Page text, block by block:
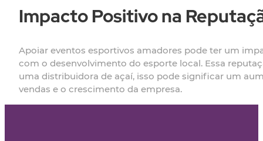
Impacto Positivo na
Apoiar eventos esportivos amadores pode ter um
com o desenvolvimento do esporte local. Essa
uma distribuidora de açaí, isso pode significar um
vendas e o crescimento da empresa.